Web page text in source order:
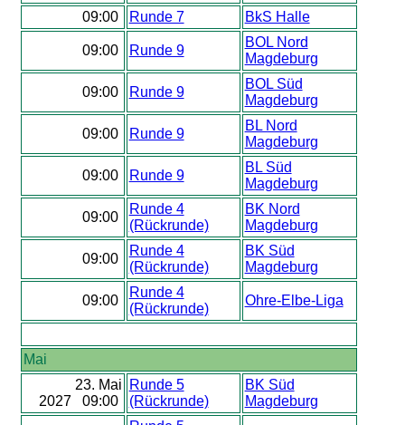
09:00
Runde 7 BkS Halle
09:00 Runde 9
BOL Nord
Magdeburg
09:00 Runde 9
BOL Süd
Magdeburg
09:00 Runde 9
BL Nord
Magdeburg
09:00 Runde 9
BL Süd
Magdeburg
09:00
Runde 4
(Rückrunde)
BK Nord
Magdeburg
09:00
Runde 4
(Rückrunde)
BK Süd
Magdeburg
09:00
Runde 4
(Rückrunde)
Ohre-Elbe-Liga
Mai
23. Mai
2027 09:00
Runde 5
(Rückrunde)
BK Süd
Magdeburg